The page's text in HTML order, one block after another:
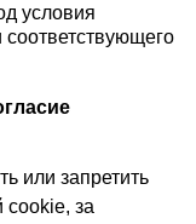
условия
или запретить
cookie, за